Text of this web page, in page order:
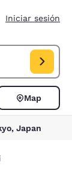
Iniciar sesión
in ago 10,
Map
Japan